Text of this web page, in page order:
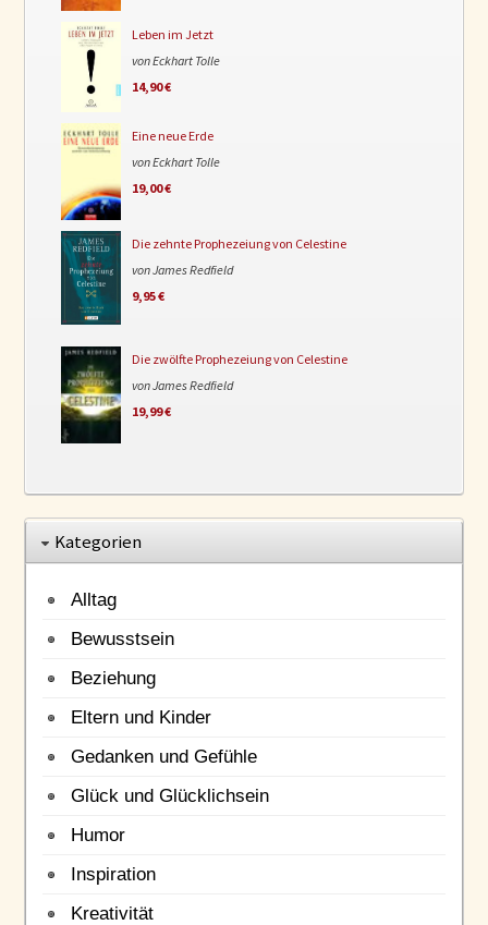
Leben im Jetzt
von Eckhart Tolle
14,90 €
Eine neue Erde
von Eckhart Tolle
19,00 €
Die zehnte Prophezeiung von Celestine
von James Redfield
9,95 €
Die zwölfte Prophezeiung von Celestine
von James Redfield
19,99 €
Kategorien
Alltag
Bewusstsein
Beziehung
Eltern und Kinder
Gedanken und Gefühle
Glück und Glücklichsein
Humor
Inspiration
Kreativität